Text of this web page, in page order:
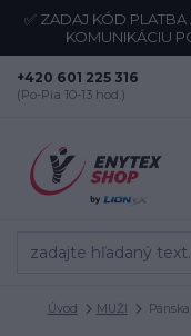
✅ ZADAJ KÓD PLATBA
KOMUNIKÁCIU
+420 601 225 316
(Po-Pia 10-13 hod.)
Úvod MUŽI